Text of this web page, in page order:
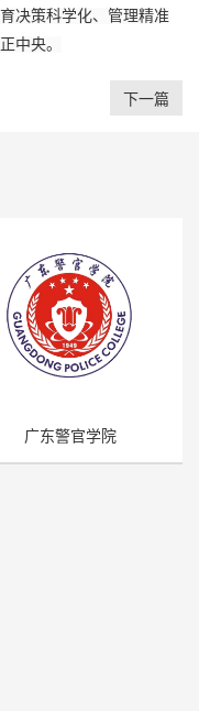
决策科学化、管理精准
中央。
下一篇
广东警官学院